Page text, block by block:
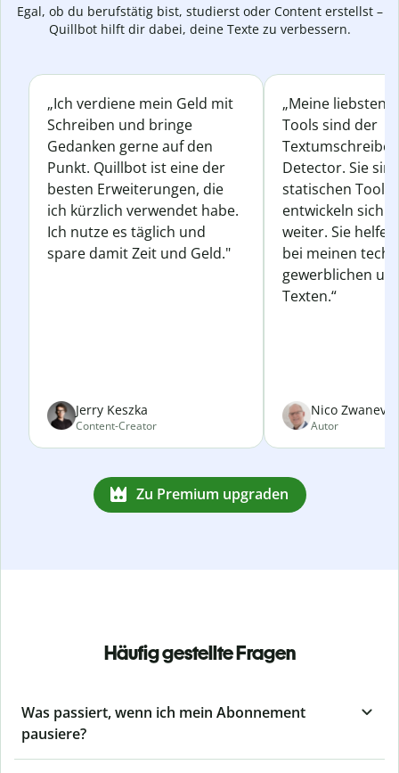
Egal, ob du berufstätig bist, studierst oder Content erstellst –
Quillbot hilft dir dabei, deine Texte zu verbessern.
„Ich verdiene mein Geld mit
Schreiben und bringe
Gedanken gerne auf den
Punkt. Quillbot ist eine der
besten Erweiterungen, die
ich kürzlich verwendet habe.
Ich nutze es täglich und
spare damit Zeit und Geld."
Jerry Keszka
Content-Creator
„Meine liebsten
Tools sind der
Detector. Sie
statischen
entwickeln sich
weiter. Sie
bei meinen
gewerblichen
Texten.“
Nico
Autor
Zu Premium upgraden
Häufig gestellte Fragen
Was passiert, wenn ich mein Abonnement
pausiere?